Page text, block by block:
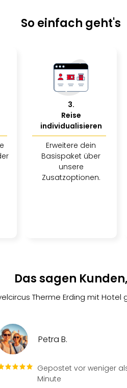
So einfach geht's
3.
Reise
individualisieren
Erweitere dein
Basispaket über
unsere
Zusatzoptionen.
Das sagen Kunden,
Therme Erding mit Hotel
Petra B.
Gepostet vor weniger
Minute